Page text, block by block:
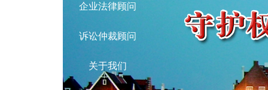
企业法律顾问
诉讼仲裁顾问
关于我们